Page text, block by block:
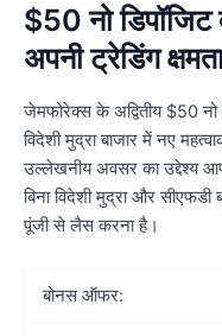
$50 नो
अपनी ट्रेडिंग
जेमफोरेक्स के अद्वितीय $50
विदेशी मुद्रा बाजार में नए
उल्लेखनीय अवसर का उद्देश्य
बिना विदेशी मुद्रा और
पूंजी से लैस करना है।
बोनस ऑफर: